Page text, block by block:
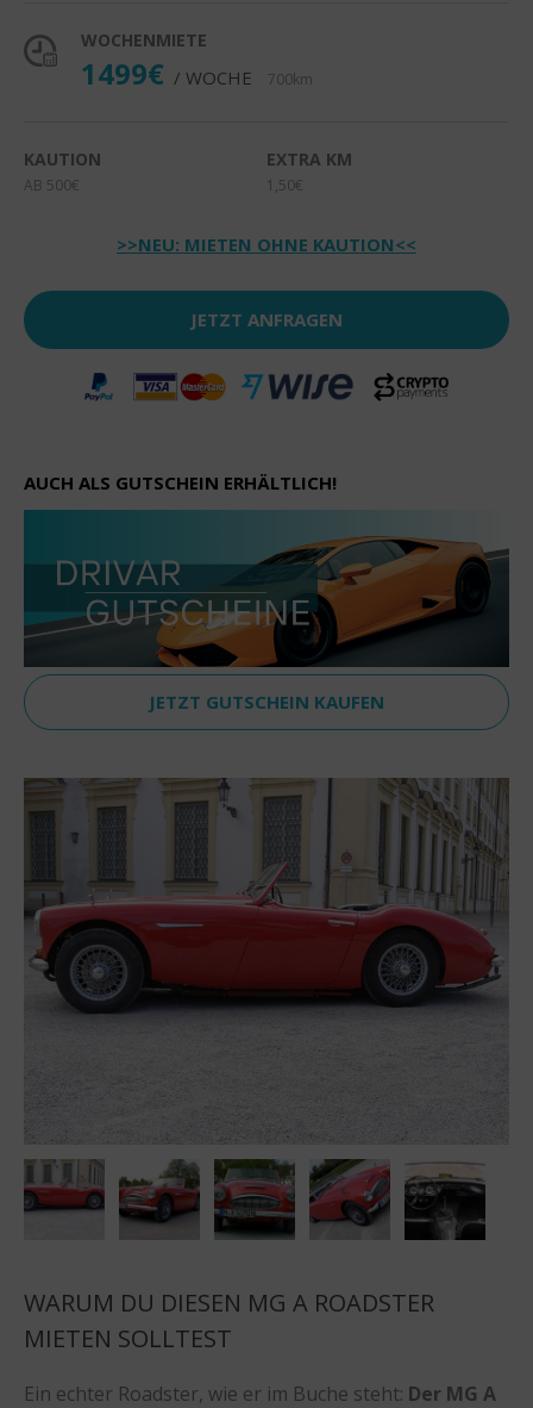
WOCHENMIETE
1499€ / WOCHE 700km
KAUTION
AB 500€
EXTRA KM
1,50€
>>NEU: MIETEN OHNE KAUTION<<
JETZT ANFRAGEN
AUCH ALS GUTSCHEIN ERHÄLTLICH!
JETZT GUTSCHEIN KAUFEN
WARUM DU DIESEN MG A ROADSTER
MIETEN SOLLTEST
Ein echter Roadster, wie er im Buche steht: Der MG A